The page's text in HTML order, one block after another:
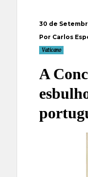
30 de
Por Carlos
Vaticano
A